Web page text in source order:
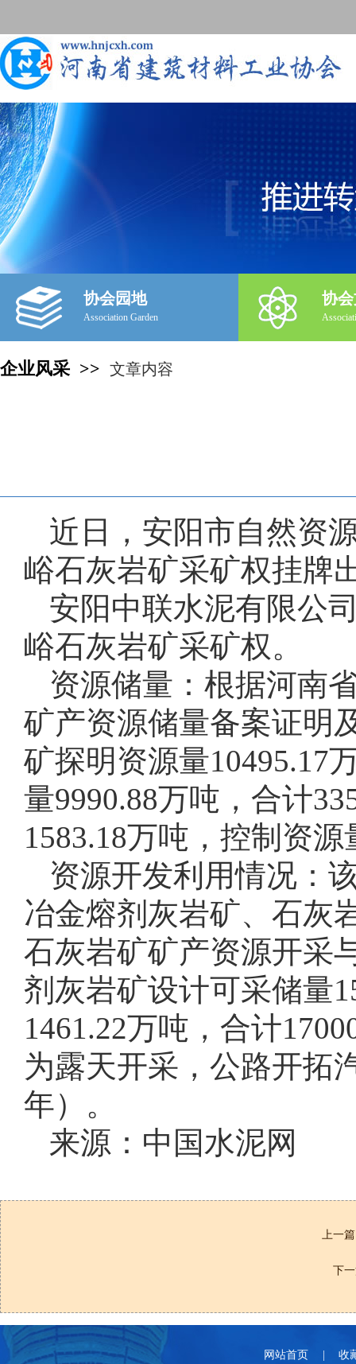
协会园地
Association Garden
协
企业风采 >> 文章内容
近日，安阳市自然资
峪石灰岩矿采矿权挂牌
安阳中联水泥有限公
峪石灰岩矿采矿权。
资源储量：根据河南
矿产资源储量备案证明
矿探明资源量10495.17
量9990.88万吨，合计
1583.18万吨，控制资
资源开发利用情况：
冶金熔剂灰岩矿、石灰
石灰岩矿矿产资源开采
剂灰岩矿设计可采储量
1461.22万吨，合计
为露天开采，公路开拓
年）。
来源：中国水泥网
上一
下